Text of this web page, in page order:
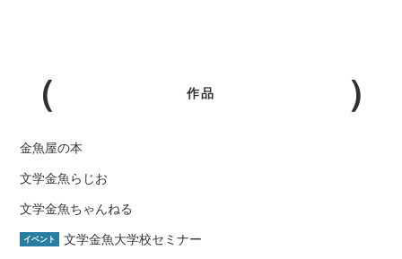
作品
金魚屋の本
文学金魚らじお
文学金魚ちゃんねる
イベント 文学金魚大学校セミナー